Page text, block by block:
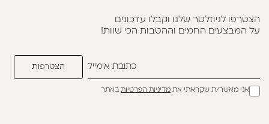
הצטרפו לניוזלטר שלנו וקבלו עדכונים
על המבצעים החמים וההטבות הכי שוות!
אני מאשר/ת שקראתי את מדיניות הפרטיותבאתר